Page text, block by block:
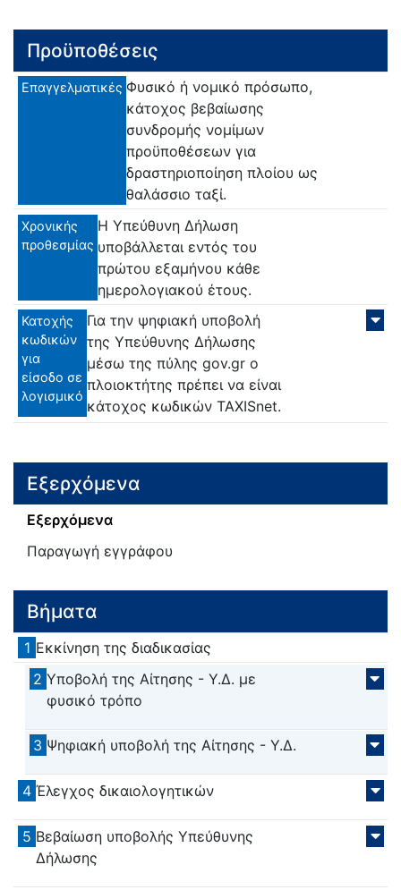
Προϋποθέσεις
Επαγγελματικές Φυσικό ή νομικό πρόσωπο,
κάτοχος βεβαίωσης
συνδρομής νομίμων
προϋποθέσεων για
δραστηριοποίηση πλοίου ως
θαλάσσιο ταξί.
Χρονικής
προθεσμίας
Η Υπεύθυνη Δήλωση
υποβάλλεται εντός του
πρώτου εξαμήνου κάθε
ημερολογιακού έτους.
Κατοχής
κωδικών
για
είσοδο σε
λογισμικό
Για την ψηφιακή υποβολή
της Υπεύθυνης Δήλωσης
μέσω της πύλης gov.gr ο
πλοιοκτήτης πρέπει να είναι
κάτοχος κωδικών TAXISnet.
Εξερχόμενα
Εξερχόμενα
Παραγωγή εγγράφου
Βήματα
1 Εκκίνηση της διαδικασίας
2 Υποβολή της Αίτησης - Υ.Δ. με
φυσικό τρόπο
3 Ψηφιακή υποβολή της Αίτησης - Υ.Δ.
4 Έλεγχος δικαιολογητικών
5 Βεβαίωση υποβολής Υπεύθυνης
Δήλωσης